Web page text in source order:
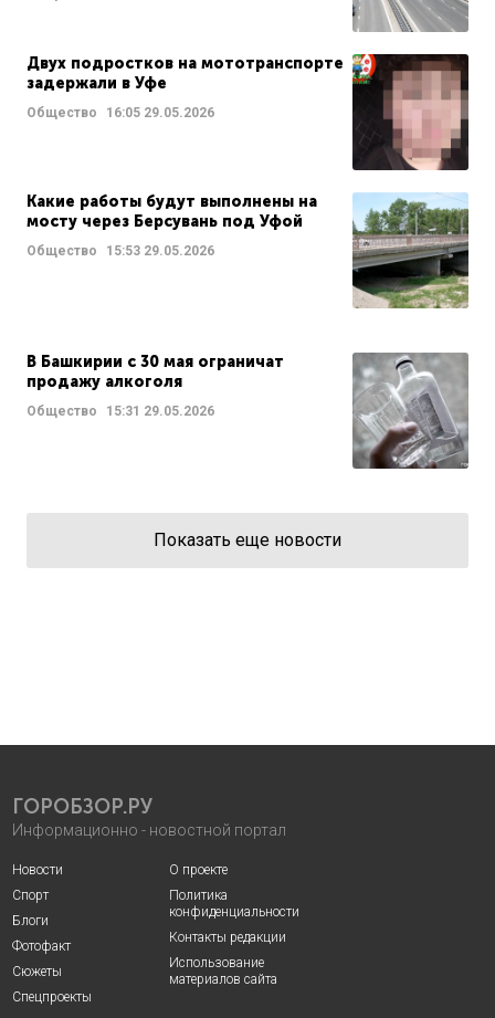
Двух подростков на мототранспорте
задержали в Уфе
Общество 16:05 29.05.2026
Какие работы будут выполнены на
мосту через Берсувань под Уфой
Общество 15:53 29.05.2026
В Башкирии с 30 мая ограничат
продажу алкоголя
Общество 15:31 29.05.2026
Показать еще новости
ГОРОБЗОР.РУ
Информационно - новостной портал
Новости
Спорт
Блоги
Фотофакт
Сюжеты
Спецпроекты
О проекте
Политика
конфиденциальности
Контакты редакции
Использование
материалов сайта